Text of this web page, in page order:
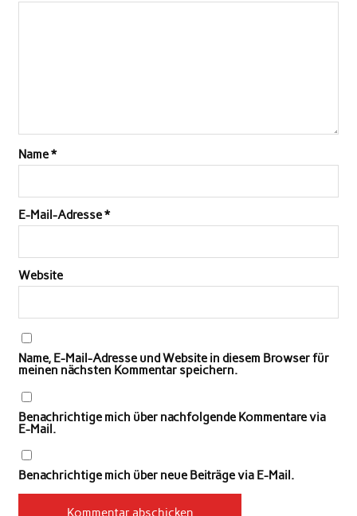
Name*
E-Mail-Adresse*
Website
Name, E-Mail-Adresse und Website in diesem Browser für
meinen nächsten Kommentar speichern.
Benachrichtige mich über nachfolgende Kommentare via
E-Mail.
Benachrichtige mich über neue Beiträge via E-Mail.